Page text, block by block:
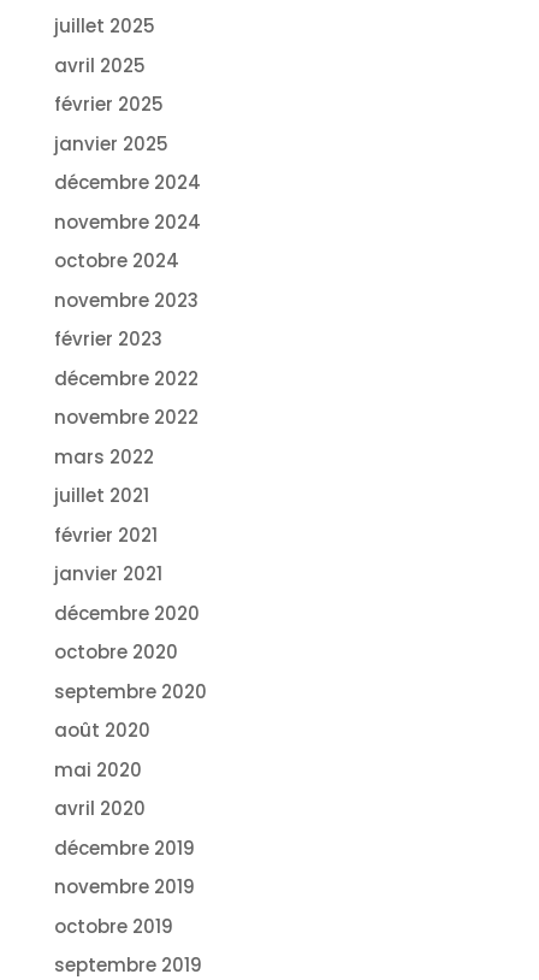
juillet 2025
avril 2025
février 2025
janvier 2025
décembre 2024
novembre 2024
octobre 2024
novembre 2023
février 2023
décembre 2022
novembre 2022
mars 2022
juillet 2021
février 2021
janvier 2021
décembre 2020
octobre 2020
septembre 2020
août 2020
mai 2020
avril 2020
décembre 2019
novembre 2019
octobre 2019
septembre 2019